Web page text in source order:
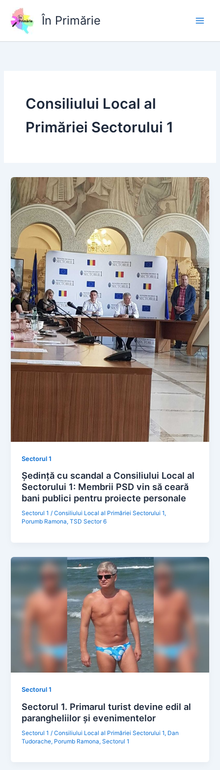
content
În Primărie
Consiliului Local al
Primăriei Sectorului 1
Sectorul 1
Ședință cu scandal a Consiliului Local al
Sectorului 1: Membrii PSD vin să ceară
bani publici pentru proiecte personale
Sectorul 1 /Consiliului Local al Primăriei Sectorului 1,
Porumb Ramona,TSD Sector 6
Sectorul 1
Sectorul 1. Primarul turist devine edil al
parangheliilor și evenimentelor
Sectorul 1 /Consiliului Local al Primăriei Sectorului 1, Dan
Tudorache, Porumb Ramona,Sectorul 1